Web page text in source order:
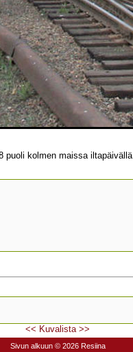
puoli kolmen maissa iltapäivällä
<< Kuvalista >>
Sivun alkuun © 2026 Resiina